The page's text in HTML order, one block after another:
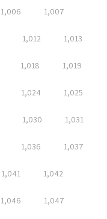
1,006 1,007
1,012 1,013
1,018 1,019
1,024 1,025
1,030 1,031
1,036 1,037
1,041 1,042
1,046 1,047